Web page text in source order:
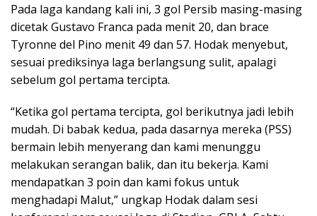
Pada laga kandang kali ini, 3 gol Persib masing-masing
dicetak Gustavo Franca pada menit 20, dan brace
Tyronne del Pino menit 49 dan 57. Hodak menyebut,
sesuai prediksinya laga berlangsung sulit, apalagi
sebelum gol pertama tercipta.
“Ketika gol pertama tercipta, gol berikutnya jadi lebih
mudah. Di babak kedua, pada dasarnya mereka (PSS)
bermain lebih menyerang dan kami menunggu
melakukan serangan balik, dan itu bekerja. Kami
mendapatkan 3 poin dan kami fokus untuk
menghadapi Malut,” ungkap Hodak dalam sesi